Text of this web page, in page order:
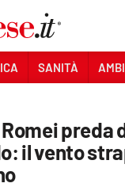
SANITÀ
preda
il vento